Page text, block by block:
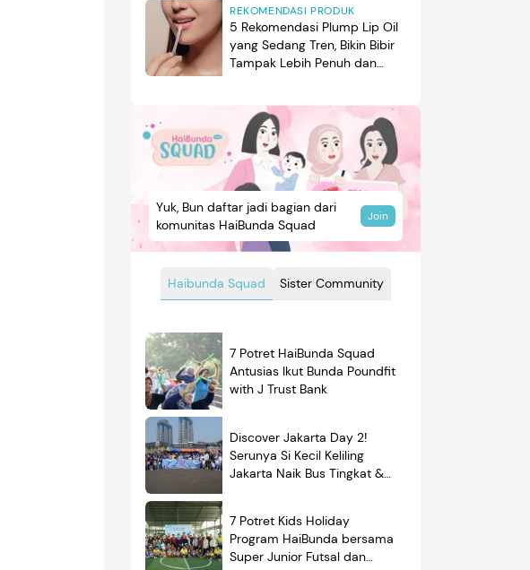
REKOMENDASI PRODUK
5 Rekomendasi Plump Lip Oil
yang Sedang Tren, Bikin Bibir
Tampak Lebih Penuh dan
Haibunda Squad Sister Community
Yuk, Bun daftar jadi bagian dari
komunitas HaiBunda Squad
Join
7 Potret HaiBunda Squad
Antusias Ikut Bunda Poundfit
with J Trust Bank
Discover Jakarta Day 2!
Serunya Si Kecil Keliling
Jakarta Naik Bus Tingkat &
7 Potret Kids Holiday
Program HaiBunda bersama
Super Junior Futsal dan